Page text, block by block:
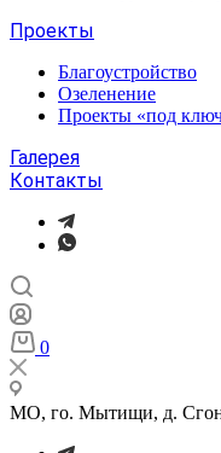
Проекты
Благоустройство
Озеленение
Проекты «под
Галерея
Контакты
0
МО, го. Мытищи, д.